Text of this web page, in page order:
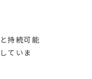
持続可能
ていま